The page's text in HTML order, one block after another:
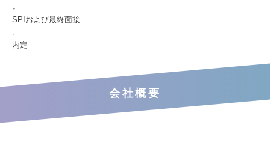
↓
SPIおよび最終面接
↓
内定
会社概要